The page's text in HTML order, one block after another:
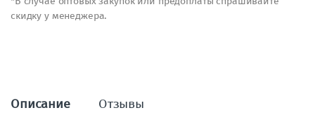
скидку у менеджера.
Описание Отзывы